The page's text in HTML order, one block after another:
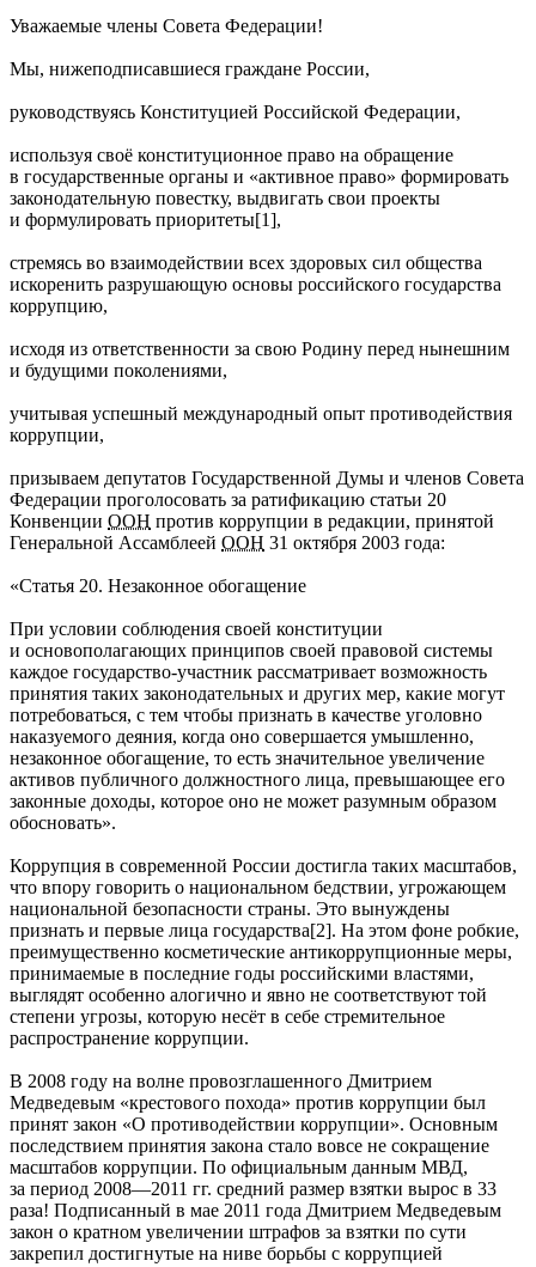
Уважаемые члены Совета Федерации!
Мы, нижеподписавшиеся граждане России,
руководствуясь Конституцией Российской Федерации,
используя своё конституционное право на обращение
в государственные органы и «активное право» формировать
законодательную повестку, выдвигать свои проекты
и формулировать приоритеты[1],
стремясь во взаимодействии всех здоровых сил общества
искоренить разрушающую основы российского государства
коррупцию,
исходя из ответственности за свою Родину перед нынешним
и будущими поколениями,
учитывая успешный международный опыт противодействия
коррупции,
призываем депутатов Государственной Думы и членов Совета
Федерации проголосовать за ратификацию статьи 20
Конвенции ООН против коррупции в редакции, принятой
Генеральной Ассамблеей ООН 31 октября 2003 года:
«Статья 20. Незаконное обогащение
При условии соблюдения своей конституции
и основополагающих принципов своей правовой системы
каждое государство-участник рассматривает возможность
принятия таких законодательных и других мер, какие могут
потребоваться, с тем чтобы признать в качестве уголовно
наказуемого деяния, когда оно совершается умышленно,
незаконное обогащение, то есть значительное увеличение
активов публичного должностного лица, превышающее его
законные доходы, которое оно не может разумным образом
обосновать».
Коррупция в современной России достигла таких масштабов,
что впору говорить о национальном бедствии, угрожающем
национальной безопасности страны. Это вынуждены
признать и первые лица государства[2]. На этом фоне робкие,
преимущественно косметические антикоррупционные меры,
принимаемые в последние годы российскими властями,
выглядят особенно алогично и явно не соответствуют той
степени угрозы, которую несёт в себе стремительное
распространение коррупции.
В 2008 году на волне провозглашенного Дмитрием
Медведевым «крестового похода» против коррупции был
принят закон «О противодействии коррупции». Основным
последствием принятия закона стало вовсе не сокращение
масштабов коррупции. По официальным данным МВД,
за период 2008—2011 гг. средний размер взятки вырос в 33
раза! Подписанный в мае 2011 года Дмитрием Медведевым
закон о кратном увеличении штрафов за взятки по сути
закрепил достигнутые на ниве борьбы с коррупцией